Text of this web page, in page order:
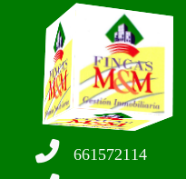
661572114